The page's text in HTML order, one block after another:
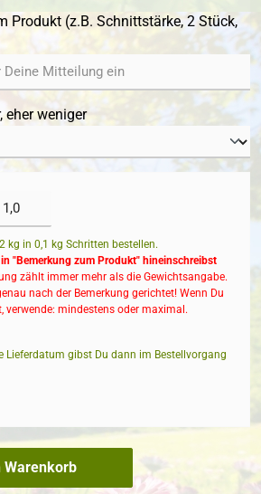
Produkt (z.B. Schnittstärke, 2 Stück,
eher weniger
kg in0,1 kg Schritten bestellen.
"Bemerkung zum Produkt" hineinschreibst
zählt immer mehr als die Gewichtsangabe.
nach der Bemerkung gerichtet! Wenn Du
verwende: mindestens oder maximal.
Lieferdatum gibst Du dann im Bestellvorgang
Warenkorb